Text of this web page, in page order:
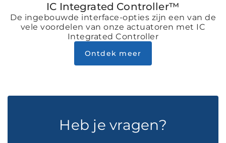
IC Integrated Controller™
De ingebouwde interface-opties zijn een van de
vele voordelen van onze actuatoren met IC
Integrated Controller
Ontdek meer
Heb je vragen?